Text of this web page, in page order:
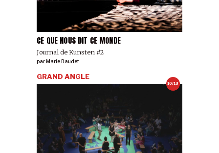
CE QUE NOUS DIT CE MONDE
Journal de Kunsten #2
parMarie Baudet
10/13
GRAND ANGLE